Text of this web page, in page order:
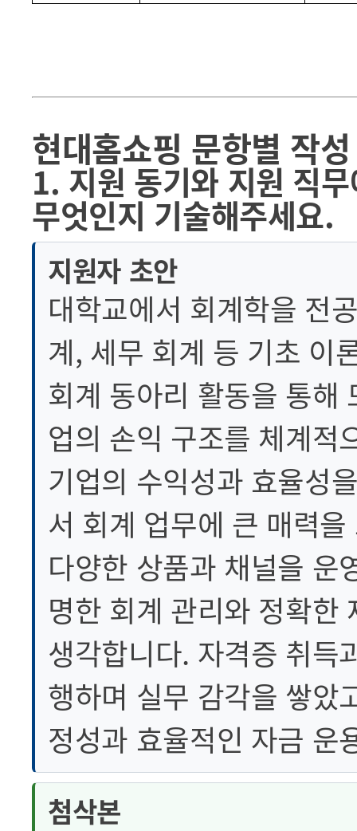
현대홈쇼핑 문항별 작
1. 지원 동기와 지원 직
무엇인지 기술해주세요.
지원자 초안
대학교에서 회계학을 전
계, 세무 회계 등 기초 이
회계 동아리 활동을 통해
업의 손익 구조를 체계적
기업의 수익성과 효율성
서 회계 업무에 큰 매력
다양한 상품과 채널을 운
명한 회계 관리와 정확한
생각합니다. 자격증 취득
행하며 실무 감각을 쌓았
정성과 효율적인 자금 운
첨삭본